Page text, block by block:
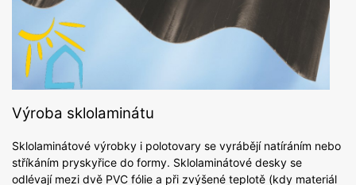
Výroba sklolaminátu
Sklolaminátové výrobky i polotovary se vyrábějí natíráním nebo
stříkáním pryskyřice do formy. Sklolaminátové desky se
odlévají mezi dvě PVC fólie a při zvýšené teplotě (kdy materiál